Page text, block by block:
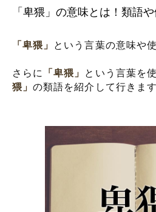
「卑猥」の意味とは！類語
「卑猥」 という言葉の意味や
さらに 「卑猥」 という言葉を
猥」の類語を紹介して行きます